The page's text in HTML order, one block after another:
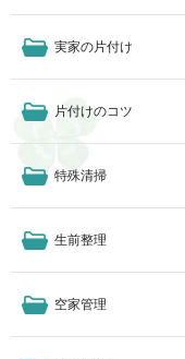
実家の片付け
片付けのコツ
特殊清掃
生前整理
空家管理